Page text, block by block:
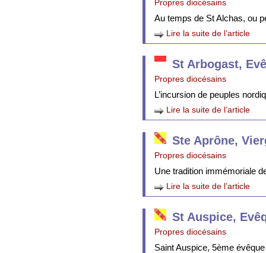
Propres diocésains
Au temps de St Alchas, ou
Lire la suite de l’article
St Arbogast,
Propres diocésains
L’incursion de peuples
Lire la suite de l’article
Ste Aprône,
Propres diocésains
Une tradition immémoriale
Lire la suite de l’article
St Auspice,
Propres diocésains
Saint Auspice, 5ème